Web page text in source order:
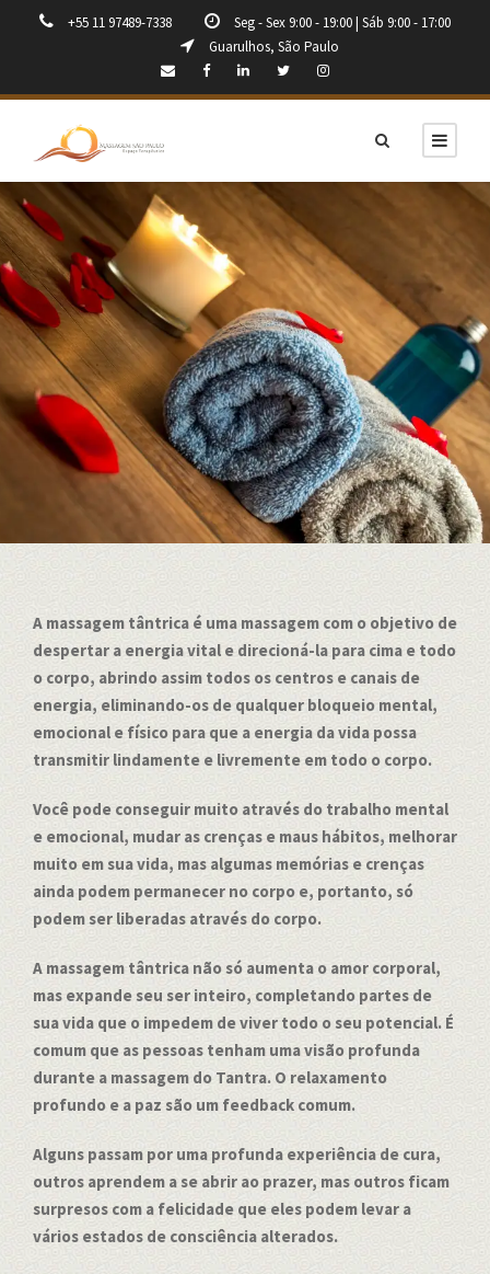
+55 11 97489-7338
Seg - Sex 9:00 - 19:00 | Sáb 9:00 - 17:00
Guarulhos, São Paulo
A massagem tântrica é uma massagem com o objetivo de
despertar a energia vital e direcioná-la para cima e todo
o corpo, abrindo assim todos os centros e canais de
energia, eliminando-os de qualquer bloqueio mental,
emocional e físico para que a energia da vida possa
transmitir lindamente e livremente em todo o corpo.
Você pode conseguir muito através do trabalho mental
e emocional, mudar as crenças e maus hábitos, melhorar
muito em sua vida, mas algumas memórias e crenças
ainda podem permanecer no corpo e, portanto, só
podem ser liberadas através do corpo.
A massagem tântrica não só aumenta o amor corporal,
mas expande seu ser inteiro, completando partes de
sua vida que o impedem de viver todo o seu potencial. É
comum que as pessoas tenham uma visão profunda
durante a massagem do Tantra. O relaxamento
profundo e a paz são um feedback comum.
Alguns passam por uma profunda experiência de cura,
outros aprendem a se abrir ao prazer, mas outros ficam
surpresos com a felicidade que eles podem levar a
vários estados de consciência alterados.